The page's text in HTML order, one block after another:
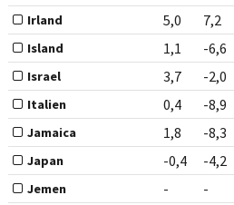
Irland 5,0 7,2
Island 1,1 -6,6
Israel 3,7 -2,0
Italien 0,4 -8,9
Jamaica 1,8 -8,3
Japan -0,4 -4,2
Jemen - -